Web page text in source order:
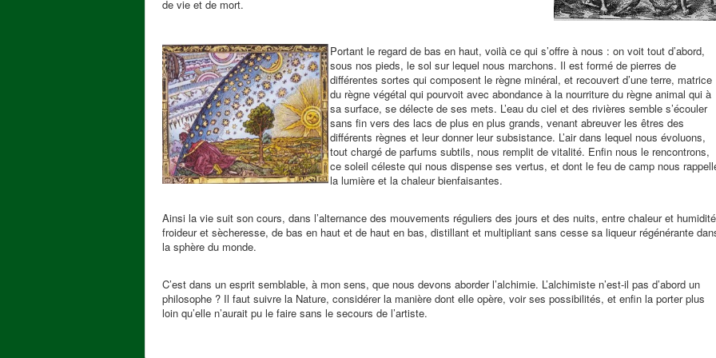
de vie et de mort.
Portant le regard de bas en haut, voilà ce qui s’offre à nous : on voit tout d’abord,
sous nos pieds, le sol sur lequel nous marchons. Il est formé de pierres de
différentes sortes qui composent le règne minéral, et recouvert d’une terre, matrice
du règne végétal qui pourvoit avec abondance à la nourriture du règne animal qui à
sa surface, se délecte de ses mets. L’eau du ciel et des rivières semble s’écouler
sans fin vers des lacs de plus en plus grands, venant abreuver les êtres des
différents règnes et leur donner leur subsistance. L’air dans lequel nous évoluons,
tout chargé de parfums subtils, nous remplit de vitalité. Enfin nous le rencontrons,
ce soleil céleste qui nous dispense ses vertus, et dont le feu de camp nous
la lumière et la chaleur bienfaisantes.
Ainsi la vie suit son cours, dans l’alternance des mouvements réguliers des jours et des nuits, entre chaleur et
froideur et sècheresse, de bas en haut et de haut en bas, distillant et multipliant sans cesse sa liqueur régénérante
la sphère du monde.
C’est dans un esprit semblable, à mon sens, que nous devons aborder l’alchimie. L’alchimiste n’est-il pas d’abord un
philosophe ? Il faut suivre la Nature, considérer la manière dont elle opère, voir ses possibilités, et enfin la porter plus
loin qu’elle n’aurait pu le faire sans le secours de l’artiste.